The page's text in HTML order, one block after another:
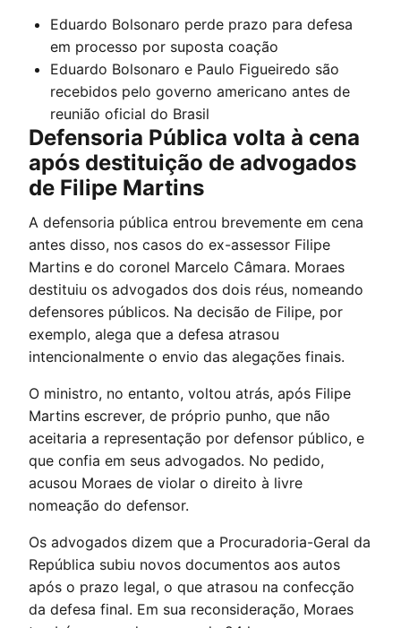
Eduardo Bolsonaro perde prazo para defesa
em processo por suposta coação
Eduardo Bolsonaro e Paulo Figueiredo são
recebidos pelo governo americano antes de
reunião oficial do Brasil
Defensoria Pública volta à cena
após destituição de advogados
de Filipe Martins
A defensoria pública entrou brevemente em cena
antes disso, nos casos do ex-assessor Filipe
Martins e do coronel Marcelo Câmara. Moraes
destituiu os advogados dos dois réus, nomeando
defensores públicos. Na decisão de Filipe, por
exemplo, alega que a defesa atrasou
intencionalmente o envio das alegações finais.
O ministro, no entanto, voltou atrás, após Filipe
Martins escrever, de próprio punho, que não
aceitaria a representação por defensor público, e
que confia em seus advogados. No pedido,
acusou Moraes de violar o direito à livre
nomeação do defensor.
Os advogados dizem que a Procuradoria-Geral da
República subiu novos documentos aos autos
após o prazo legal, o que atrasou na confecção
da defesa final. Em sua reconsideração, Moraes